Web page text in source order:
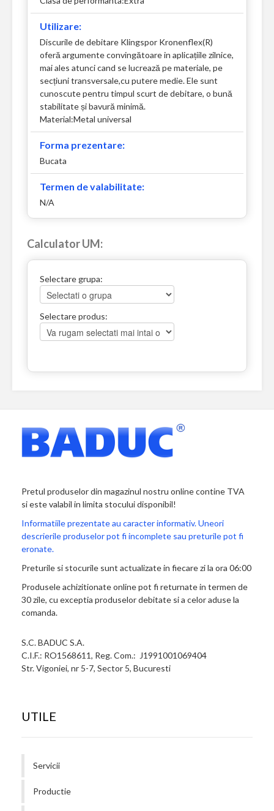
Utilizare:
Discurile de debitare Klingspor Kronenflex(R)
oferă argumente convingătoare in aplicațiile zilnice,
mai ales atunci cand se lucrează pe materiale, pe
secțiuni transversale,cu putere medie. Ele sunt
cunoscute pentru timpul scurt de debitare, o bună
stabilitate și bavură minimă.
Material:Metal universal
Forma prezentare:
Bucata
Termen de valabilitate:
N/A
Calculator UM:
Selectare grupa:
Selectare produs:
Pretul produselor din magazinul nostru online contine TVA
si este valabil in limita stocului disponibil!
Informatiile prezentate au caracter informativ. Uneori
descrierile produselor pot fi incomplete sau preturile pot fi
eronate.
Preturile si stocurile sunt actualizate in fiecare zi la ora 06:00
Produsele achizitionate online pot fi returnate in termen de
30 zile, cu exceptia produselor debitate si a celor aduse la
comanda.
S.C. BADUC S.A.
C.I.F.: RO1568611, Reg. Com.: J1991001069404
Str. Vigoniei, nr 5-7, Sector 5, Bucuresti
UTILE
Servicii
Productie